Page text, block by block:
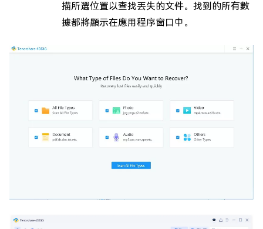
描所選位置以查找丟失的文件。找到的所有數
據都將顯示在應用程序窗口中。